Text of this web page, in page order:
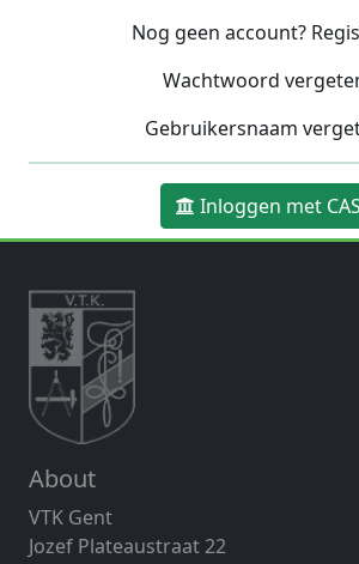
Nog geen account?
Wachtwoord
Gebruikersnaam
Inloggen met CAS
About
VTK Gent
Jozef Plateaustraat 22